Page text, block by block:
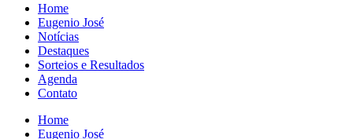
Home
Eugenio José
Notícias
Destaques
Sorteios e Resultados
Agenda
Contato
Home
Eugenio José